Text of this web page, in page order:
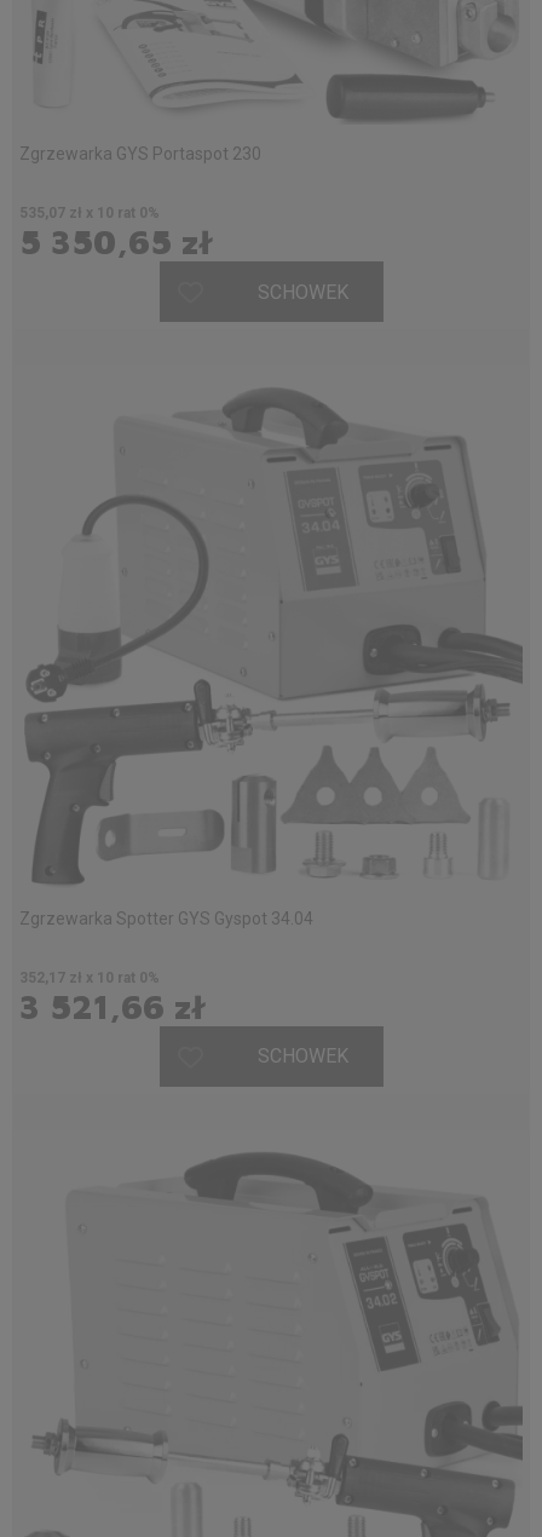
Zgrzewarka GYS Portaspot 230
5 350,65 zł
535,07 zł x 10 rat 0%
SCHOWEK
Zgrzewarka Spotter GYS Gyspot 34.04
3 521,66 zł
352,17 zł x 10 rat 0%
SCHOWEK